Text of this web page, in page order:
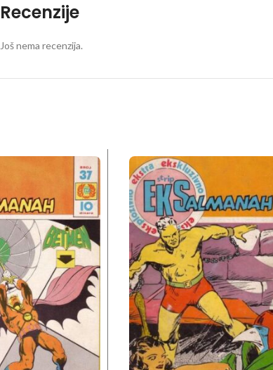
Recenzije
Još nema recenzija.